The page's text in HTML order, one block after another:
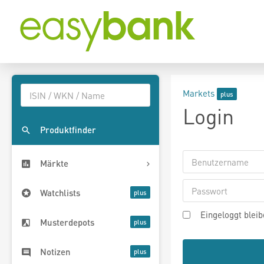
Produktfinder
Märkte
Watchlists
Musterdepots
Notizen
Markets
Login
Eingeloggt